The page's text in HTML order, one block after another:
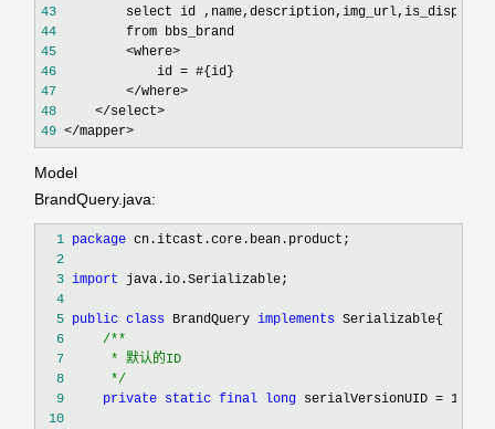
43
44
45
46
             id =
47
48
49 </mapper>
Model
BrandQuery.java:
  1
package
  2
  3
import
  4
  5
public class BrandQuery implements
  6
/**
  7
  8
*/
  9
private static final long serialVersionUID = 1L
10